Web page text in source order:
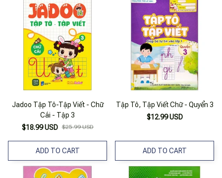
Jadoo Tập Tô-Tập Viết - Chữ
Cái - Tập 3
$18.99 USD $25.99 USD
ADD TO CART
Tập Tô, Tập Viết Chữ - Quyển 3
$12.99 USD
ADD TO CART